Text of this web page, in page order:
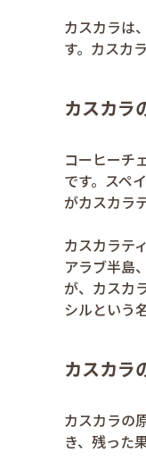
カスカラは
す。カスカ
カスカラ
コーヒーチ
です。スペ
がカスカラ
カスカラテ
アラブ半島
が、カスカ
シルという
カスカラ
カスカラの
き、残った